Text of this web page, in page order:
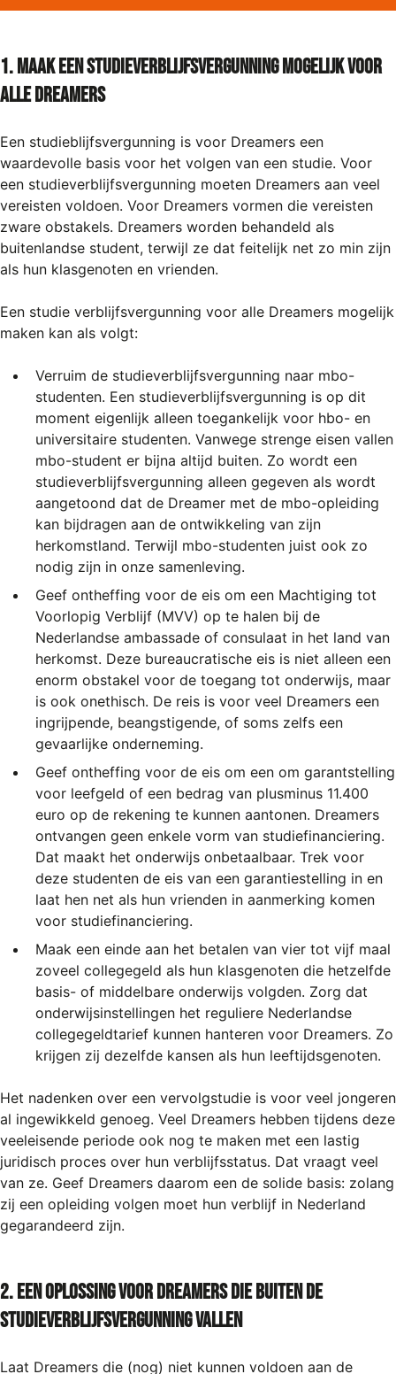
1. Maak een studieverblijfsvergunning mogelijk voor
alle Dreamers
Een studieblijfsvergunning is voor Dreamers een
waardevolle basis voor het volgen van een studie. Voor
een studieverblijfsvergunning moeten Dreamers aan veel
vereisten voldoen. Voor Dreamers vormen die vereisten
zware obstakels. Dreamers worden behandeld als
buitenlandse student, terwijl ze dat feitelijk net zo min zijn
als hun klasgenoten en vrienden.
Een studie verblijfsvergunning voor alle Dreamers mogelijk
maken kan als volgt:
Verruim de studieverblijfsvergunning naar mbo-
studenten. Een studieverblijfsvergunning is op dit
moment eigenlijk alleen toegankelijk voor hbo- en
universitaire studenten. Vanwege strenge eisen vallen
mbo-student er bijna altijd buiten. Zo wordt een
studieverblijfsvergunning alleen gegeven als wordt
aangetoond dat de Dreamer met de mbo-opleiding
kan bijdragen aan de ontwikkeling van zijn
herkomstland. Terwijl mbo-studenten juist ook zo
nodig zijn in onze samenleving.
Geef ontheffing voor de eis om een Machtiging tot
Voorlopig Verblijf (MVV) op te halen bij de
Nederlandse ambassade of consulaat in het land van
herkomst. Deze bureaucratische eis is niet alleen een
enorm obstakel voor de toegang tot onderwijs, maar
is ook onethisch. De reis is voor veel Dreamers een
ingrijpende, beangstigende, of soms zelfs een
gevaarlijke onderneming.
Geef ontheffing voor de eis om een om garantstelling
voor leefgeld of een bedrag van plusminus 11.400
euro op de rekening te kunnen aantonen. Dreamers
ontvangen geen enkele vorm van studiefinanciering.
Dat maakt het onderwijs onbetaalbaar. Trek voor
deze studenten de eis van een garantiestelling in en
laat hen net als hun vrienden in aanmerking komen
voor studiefinanciering.
Maak een einde aan het betalen van vier tot vijf maal
zoveel collegegeld als hun klasgenoten die hetzelfde
basis- of middelbare onderwijs volgden. Zorg dat
onderwijsinstellingen het reguliere Nederlandse
collegegeldtarief kunnen hanteren voor Dreamers. Zo
krijgen zij dezelfde kansen als hun leeftijdsgenoten.
Het nadenken over een vervolgstudie is voor veel jongeren
al ingewikkeld genoeg. Veel Dreamers hebben tijdens deze
veeleisende periode ook nog te maken met een lastig
juridisch proces over hun verblijfsstatus. Dat vraagt veel
van ze. Geef Dreamers daarom een de solide basis: zolang
zij een opleiding volgen moet hun verblijf in Nederland
gegarandeerd zijn.
2. Een oplossing voor Dreamers die buiten de
studieverblijfsvergunning vallen
Laat Dreamers die (nog) niet kunnen voldoen aan de